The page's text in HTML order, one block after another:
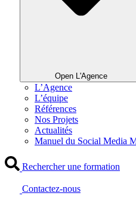
Open L'Agence
L’Agence
L’équipe
Références
Nos Projets
Actualités
Manuel du Social Media
Rechercher une formation
Contactez-nous